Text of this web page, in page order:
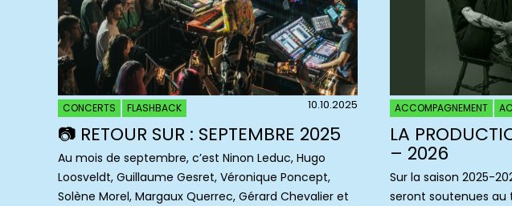
CONCERTS FLASHBACK 10.10.2025
📷 RETOUR SUR : SEPTEMBRE 2025
Au mois de septembre, c’est Ninon Leduc, Hugo
Loosveldt, Guillaume Gesret, Véronique Poncept,
Solène Morel, Margaux Querrec, Gérard Chevalier et
ACCOMPAGNEMENT
LA
– 2026
Sur la saison 2025-
seront soutenues au